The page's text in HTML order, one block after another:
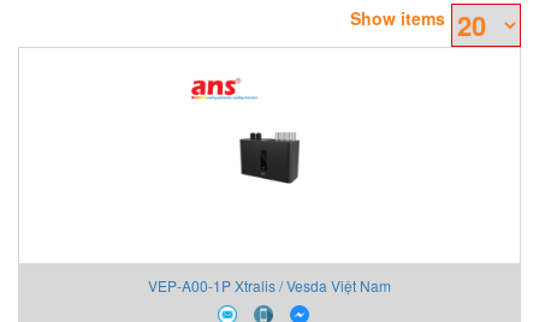
Show items
VEP-A00-1P Xtralis / Vesda Việt Nam